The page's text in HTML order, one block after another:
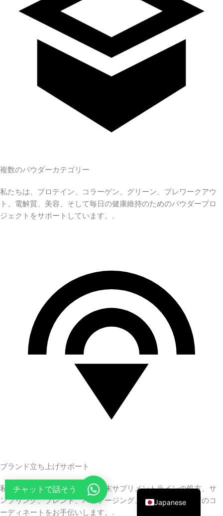
複数のパウダーカテゴリー
私たちは、プロテイン、コラーゲン、グリーン、プレワークアウ
ト、電解質、美容、そして毎日の健康維持のためのパウダープロ
ジェクトをサポートしています。.
ブランド立ち上げサポート
私たちのチームは、お客様の粉末サプリメントラインの処方、サ
ンプリング、ブレンド、パッケージング、ラベル付け、出荷のコ
ーディネートをお手伝いします。.
チャットで話そう
Japanese
English
Russian
Arabic
Thai
French
Chinese